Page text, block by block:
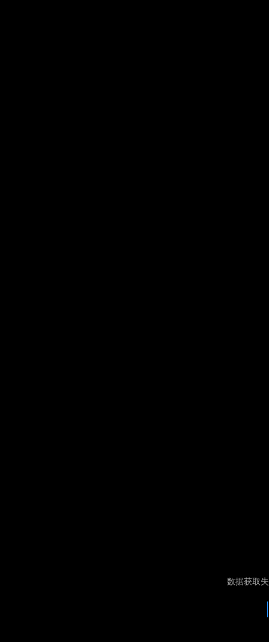
数据获取